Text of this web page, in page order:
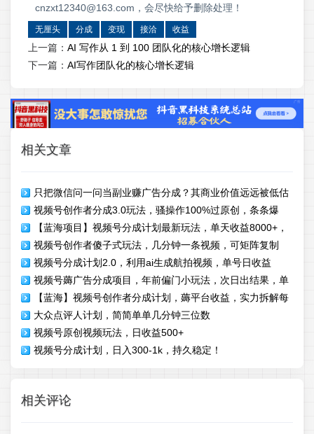
cnzxt12340@163.com，会尽快给予删除处理！
无厘头 分成 变现 接洽 收益
上一篇： AI 写作从 1 到 100 团队化的核心增长逻辑
下一篇： AI写作团队化的核心增长逻辑
相关文章
只把微信问一问当副业赚广告分成？其商业价值远远被低估
视频号创作者分成3.0玩法，骚操作100%过原创，条条爆
款，单日1000+
【蓝海项目】视频号分成计划最新玩法，单天收益8000+，
附玩法教程
视频号创作者傻子式玩法，几分钟一条视频，可矩阵复制
视频号分成计划2.0，利用ai生成航拍视频，单号日收益
500+
视频号薅广告分成项目，年前偏门小玩法，次日出结果，单
号单天500+元【有时效性】
【蓝海】视频号创作者分成计划，薅平台收益，实力拆解每
天收益 8000+玩法
大众点评人计划，简简单单几分钟三位数
视频号原创视频玩法，日收益500+
视频号分成计划，日入300-1k，持久稳定！
相关评论